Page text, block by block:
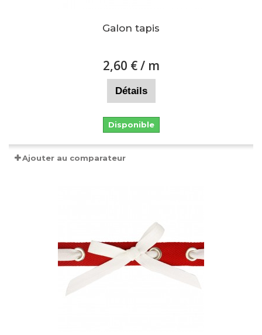
Galon tapis
2,60 €/ m
Détails
Disponible
Ajouter au comparateur